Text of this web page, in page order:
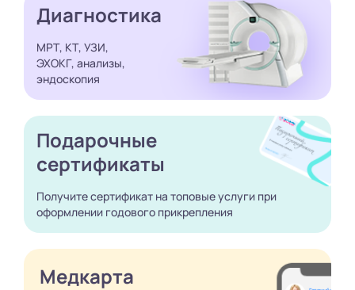
Диагностика
МРТ, КТ, УЗИ,
ЭХОКГ, анализы,
эндоскопия
Подарочные
сертификаты
Получите сертификат на топовые услуги при
оформлении годового прикрепления
Медкарта